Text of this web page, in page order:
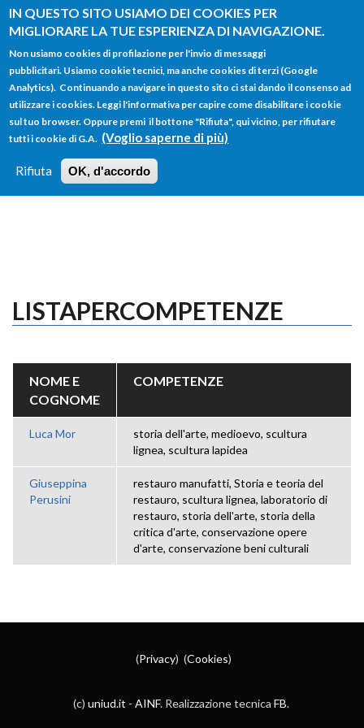
IN QUESTO SITO USIAMO DEI COOKIES PER
MIGLIORARE LA TUE ESPERIENZA DI NAVIGAZIONE.
Non usiamo cookies di profilazione per l'invio di messaggi
pubblicitari. Usiamo cookie tecnici, ma anche cookies di terzi (Google
Analytics). Continuando a navigare in questo sito ci stai dando il consenso ad
utilizzare i cookies. Leggi l'informativa per capire come disabilitare i cookie
sul tuo browser. Oppure premi il bottone "Rifiuta", qui vicino, per rifiutare
tutti i cookie di G.A. (Voglio saperne di più)
Rifiuta OK, d'accordo
Salta al contenuto principale
FORM
DI
RICERCA
Main menu
HOME TUTTI I PROFILI
LOGIN
LISTAPERCOMPETENZE
NOME E
COGNOME
COMPETENZE
Luca Mor
storia dell'arte, medioevo, scultura
lignea, scultura lapidea
Giuseppina
Perusini
restauro manufatti, Storia e teoria del
restauro, scultura lignea, laboratorio di
restauro, storia dell'arte, storia della
critica d'arte, conservazione opere
d'arte, conservazione beni culturali
(Privacy) (Cookies)
(c) uniud.it - AINF. Realizzazione tecnica FB.